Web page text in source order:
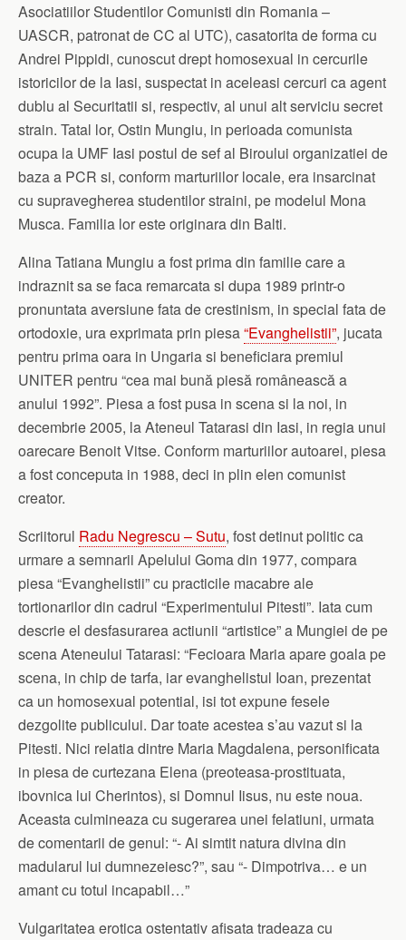
Asociatiilor Studentilor Comunisti din Romania –
UASCR, patronat de CC al UTC), casatorita de forma cu
Andrei Pippidi, cunoscut drept homosexual in cercurile
istoricilor de la Iasi, suspectat in aceleasi cercuri ca agent
dublu al Securitatii si, respectiv, al unui alt serviciu secret
strain. Tatal lor, Ostin Mungiu, in perioada comunista
ocupa la UMF Iasi postul de sef al Biroului organizatiei de
baza a PCR si, conform marturiilor locale, era insarcinat
cu supravegherea studentilor straini, pe modelul Mona
Musca. Familia lor este originara din Balti.
Alina Tatiana Mungiu a fost prima din familie care a
indraznit sa se faca remarcata si dupa 1989 printr-o
pronuntata aversiune fata de crestinism, in special fata de
ortodoxie, ura exprimata prin piesa“Evanghelistii”, jucata
pentru prima oara in Ungaria si beneficiara premiul
UNITER pentru “cea mai bună piesă românească a
anului 1992”. Piesa a fost pusa in scena si la noi, in
decembrie 2005, la Ateneul Tatarasi din Iasi, in regia unui
oarecare Benoit Vitse. Conform marturiilor autoarei, piesa
a fost conceputa in 1988, deci in plin elen comunist
creator.
Scriitorul Radu Negrescu – Sutu, fost detinut politic ca
urmare a semnarii Apelului Goma din 1977, compara
piesa “Evanghelistii” cu practicile macabre ale
tortionarilor din cadrul “Experimentului Pitesti”. Iata cum
descrie el desfasurarea actiunii “artistice” a Mungiei de pe
scena Ateneului Tatarasi: “Fecioara Maria apare goala pe
scena, in chip de tarfa, iar evanghelistul Ioan, prezentat
ca un homosexual potential, isi tot expune fesele
dezgolite publicului. Dar toate acestea s’au vazut si la
Pitesti. Nici relatia dintre Maria Magdalena, personificata
in piesa de curtezana Elena (preoteasa-prostituata,
ibovnica lui Cherintos), si Domnul Iisus, nu este noua.
Aceasta culmineaza cu sugerarea unei felatiuni, urmata
de comentarii de genul: “- Ai simtit natura divina din
madularul lui dumnezeiesc?”, sau “- Dimpotriva… e un
amant cu totul incapabil…”
Vulgaritatea erotica ostentativ afisata tradeaza cu